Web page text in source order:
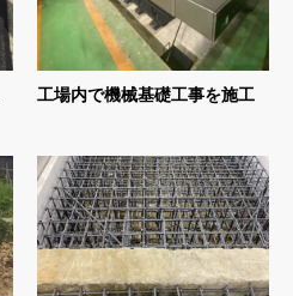
工場内で機械基礎工事を施工